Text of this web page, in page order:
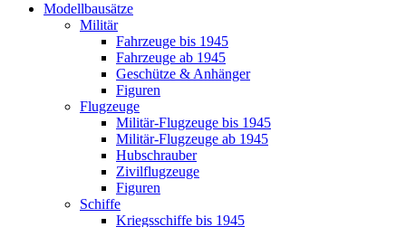
Modellbausätze
Militär
Fahrzeuge bis 1945
Fahrzeuge ab 1945
Geschütze & Anhänger
Figuren
Flugzeuge
Militär-Flugzeuge bis 1945
Militär-Flugzeuge ab 1945
Hubschrauber
Zivilflugzeuge
Figuren
Schiffe
Kriegsschiffe bis 1945